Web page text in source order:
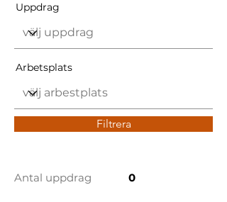
Uppdrag
Arbetsplats
Filtrera
Antal uppdrag 0